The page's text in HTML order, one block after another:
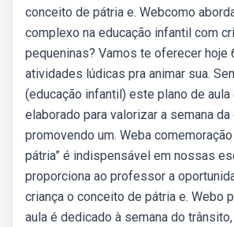
conceito de pátria e. Webcomo
complexo na educação infantil com
pequeninas? Vamos te oferecer hoje
atividades lúdicas pra animar sua.
(educação infantil) este plano de
elaborado para valorizar a semana da
promovendo um. Weba comemoração
pátria” é indispensável em nossas
proporciona ao professor a
criança o conceito de pátria e. Webo
aula é dedicado à semana do